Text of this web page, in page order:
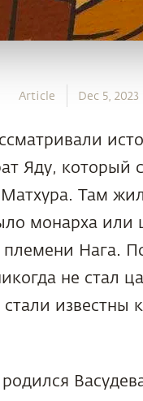
Article Dec 5, 2023
Яду, который
Там
монарха
Нага.
не стал
известны